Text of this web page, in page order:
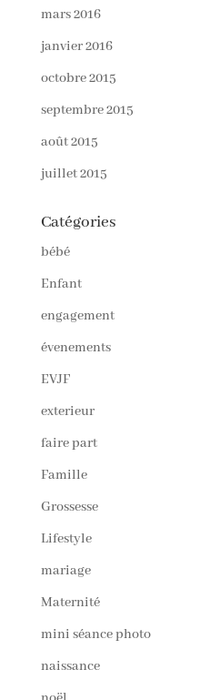
mars 2016
janvier 2016
octobre 2015
septembre 2015
août 2015
juillet 2015
Catégories
bébé
Enfant
engagement
évenements
EVJF
exterieur
faire part
Famille
Grossesse
Lifestyle
mariage
Maternité
mini séance photo
naissance